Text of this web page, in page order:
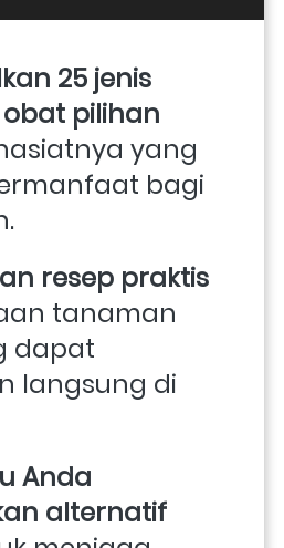
25 jenis
pilihan
yang
bagi
tanaman
dapat
langsung di
Anda
alternatif